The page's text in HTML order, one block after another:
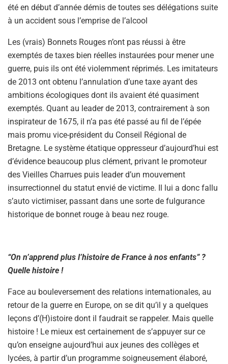
été en début d’année démis de toutes ses délégations suite
à un accident sous l’emprise de l’alcool
Les (vrais) Bonnets Rouges n’ont pas réussi à être
exemptés de taxes bien réelles instaurées pour mener une
guerre, puis ils ont été violemment réprimés. Les imitateurs
de 2013 ont obtenu l’annulation d’une taxe ayant des
ambitions écologiques dont ils avaient été quasiment
exemptés. Quant au leader de 2013, contrairement à son
inspirateur de 1675, il n’a pas été passé au fil de l’épée
mais promu vice-président du Conseil Régional de
Bretagne. Le système étatique oppresseur d’aujourd’hui est
d’évidence beaucoup plus clément, privant le promoteur
des Vieilles Charrues puis leader d’un mouvement
insurrectionnel du statut envié de victime. Il lui a donc fallu
s’auto victimiser, passant dans une sorte de fulgurance
historique de bonnet rouge à beau nez rouge.
“On n’apprend plus l’histoire de France à nos enfants” ?
Quelle histoire !
Face au bouleversement des relations internationales, au
retour de la guerre en Europe, on se dit qu’il y a quelques
leçons d’(H)istoire dont il faudrait se rappeler. Mais quelle
histoire ! Le mieux est certainement de s’appuyer sur ce
qu’on enseigne aujourd’hui aux jeunes des collèges et
lycées, à partir d’un programme soigneusement élaboré,